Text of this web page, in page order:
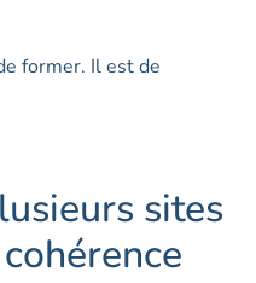
former. Il est de
sites